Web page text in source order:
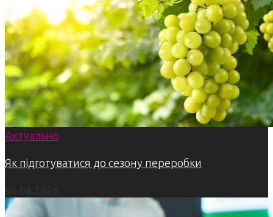
Актуально
Як підготуватися до сезону переробки